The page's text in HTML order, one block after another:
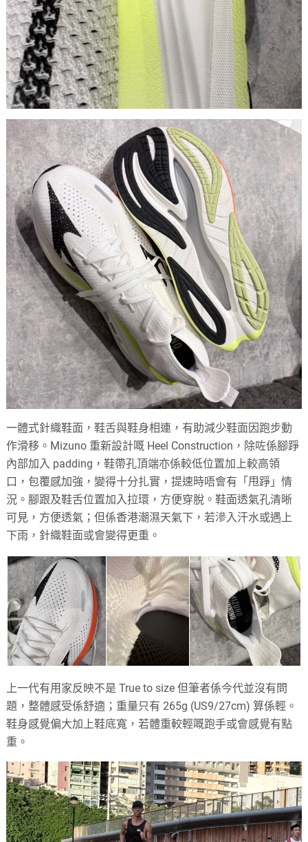
一體式針織鞋面，鞋舌與鞋身相連，有助減少鞋面因跑步動
作滑移。Mizuno 重新設計嘅 Heel Construction，除咗係腳踭
內部加入 padding，鞋帶孔頂端亦係較低位置加上較高領
口，包覆感加強，變得十分扎實，提速時唔會有「甩踭」情
況。腳跟及鞋舌位置加入拉環，方便穿脫。鞋面透氣孔清晰
可見，方便透氣；但係香港潮濕天氣下，若滲入汗水或遇上
下雨，針織鞋面或會變得更重。
上一代有用家反映不是 True to size 但筆者係今代並沒有問
題，整體感受係舒適；重量只有 265g (US9/27cm) 算係輕。
鞋身感覺偏大加上鞋底寬，若體重較輕嘅跑手或會感覺有點
重。